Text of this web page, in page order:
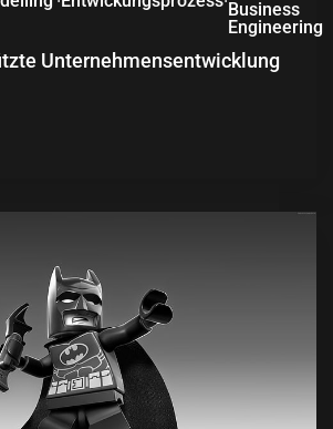
Business
Engineering
Unternehmensentwicklung